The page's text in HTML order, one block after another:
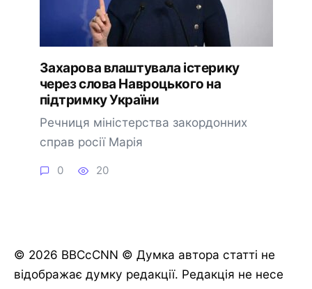
Захарова влаштувала істерику
через слова Навроцького на
підтримку України
Речниця міністерства закордонних
справ росії Марія
0 20
© 2026 BBCcCNN © Думка автора статті не
відображає думку редакції. Редакція не несе